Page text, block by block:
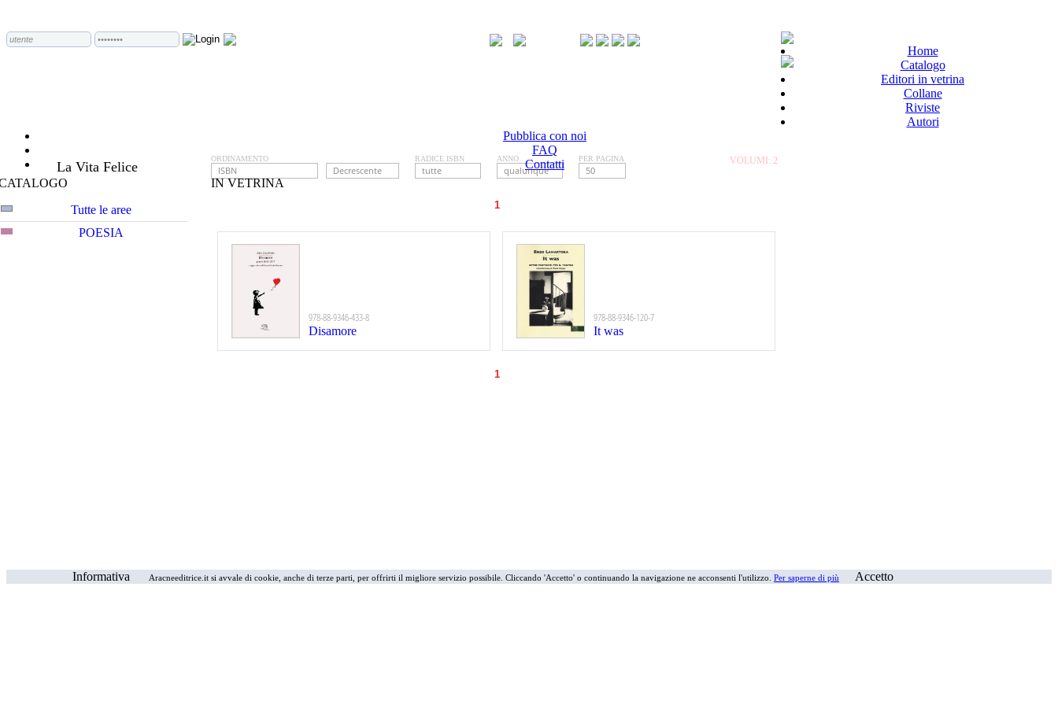
Home
Catalogo
Editori in vetrina
Collane
Riviste
Autori
Pubblica con noi
FAQ
Contatti
La Vita Felice
Tutte le aree
POESIA
IN VETRINA
ORDINAMENTO RADICE ISBN ANNO PER PAGINA VOLUMI: 2
978-88-9346-433-8
Disamore
978-88-9346-120-7
It was
Informativa Aracneeditrice.it si avvale di cookie, anche di terze parti, per offrirti il migliore servizio possibile. Cliccando 'Accetto' o continuando la navigazione ne acconsenti l'utilizzo. Per saperne di più Accetto